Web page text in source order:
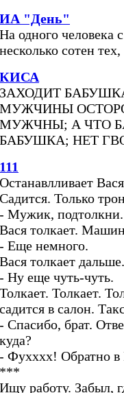
ИА "День"
На одного человека
несколько сотен
КИСА
ЗАХОДИТ
МУЖЧИНЫ
МУЖЧНЫ; А ЧТО
БАБУШКА; НЕТ
111
Останавлливает
Садится. Только
- Мужик, подтолкни.
Вася толкает.
- Еще немного.
Вася толкает
- Ну еще чуть-чуть.
Толкает. Толкает.
садится в салон.
- Спасибо, брат.
куда?
- Фухххх! Обратно
***
Ищу работу. Забыл,